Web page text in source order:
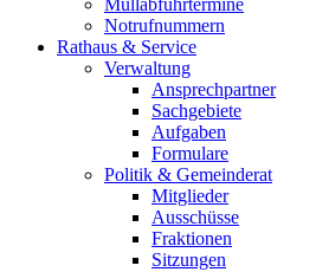
Müllabfuhrtermine
Notrufnummern
Rathaus & Service
Verwaltung
Ansprechpartner
Sachgebiete
Aufgaben
Formulare
Politik & Gemeinderat
Mitglieder
Ausschüsse
Fraktionen
Sitzungen